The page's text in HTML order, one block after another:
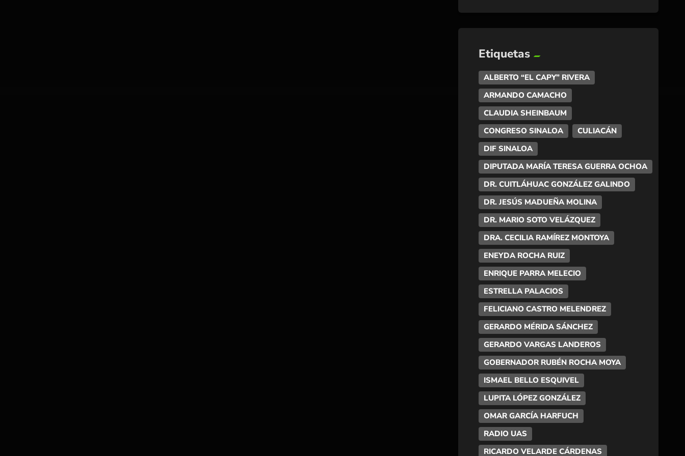
Etiquetas
ALBERTO “EL CAPY” RIVERA
ARMANDO CAMACHO
CLAUDIA SHEINBAUM
CONGRESO SINALOA
CULIACÁN
DIF SINALOA
DIPUTADA MARÍA TERESA GUERRA OCHOA
DR. CUITLÁHUAC GONZÁLEZ GALINDO
DR. JESÚS MADUEÑA MOLINA
DR. MARIO SOTO VELÁZQUEZ
DRA. CECILIA RAMÍREZ MONTOYA
ENEYDA ROCHA RUIZ
ENRIQUE PARRA MELECIO
ESTRELLA PALACIOS
FELICIANO CASTRO MELENDREZ
GERARDO MÉRIDA SÁNCHEZ
GERARDO VARGAS LANDEROS
GOBERNADOR RUBÉN ROCHA MOYA
ISMAEL BELLO ESQUIVEL
LUPITA LÓPEZ GONZÁLEZ
OMAR GARCÍA HARFUCH
RADIO UAS
RICARDO VELARDE CÁRDENAS